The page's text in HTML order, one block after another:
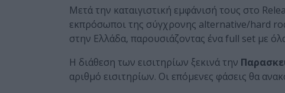
Μετά την καταιγιστική εμφάνισή τους στο
εκπρόσωποι της σύγχρονης alternative/hard
στην Ελλάδα, παρουσιάζοντας ένα full set με
Η διάθεση των εισιτηρίων ξεκινά την
αριθμό εισιτηρίων. Οι επόμενες φάσεις θα